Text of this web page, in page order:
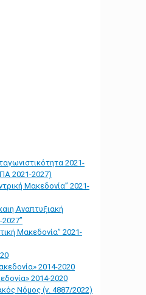
2021-
2021-2027)
Μακεδονία” 2021-
Αναπτυξιακή
Μακεδονία” 2021-
2014-2020
2014-2020
Νόμος (ν. 4887/2022)